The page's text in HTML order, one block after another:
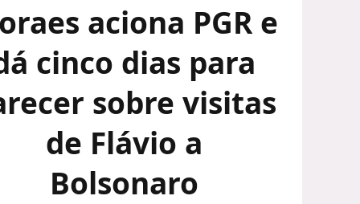
aciona PGR e
cinco dias para
sobre visitas
de Flávio a
Bolsonaro